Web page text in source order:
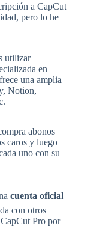
a CapCut
pero lo he
utilizar
en
una amplia
Notion,
abonos
caros y luego
uno con su
cuenta oficial
con otros
Pro por